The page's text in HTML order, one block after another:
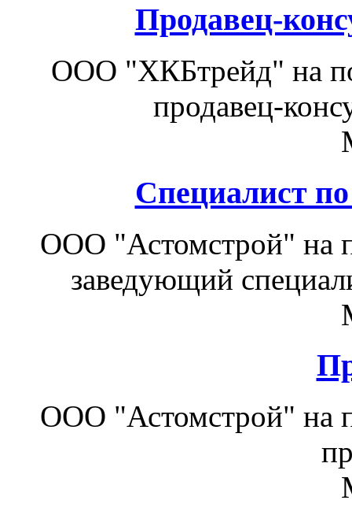
Продавец-
ООО "ХКБтрейд" на
продавец-
Специалист
ООО "Астомстрой" на
заведующий
ООО "Астомстрой" на